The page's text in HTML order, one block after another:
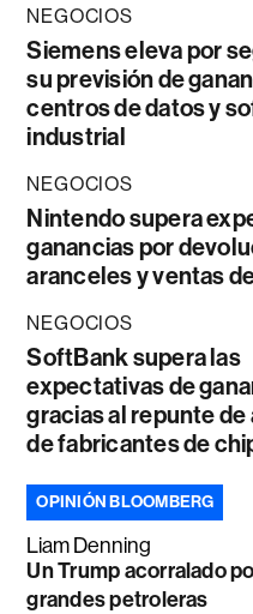
NEGOCIOS
Siemens eleva por
su previsión de
centros de datos y
industrial
NEGOCIOS
Nintendo supera
ganancias por
aranceles y ventas
NEGOCIOS
SoftBank supera las
expectativas de
gracias al repunte
de fabricantes de
OPINIÓN BLOOMBERG
Liam Denning
Un Trump acorralado
grandes petroleras